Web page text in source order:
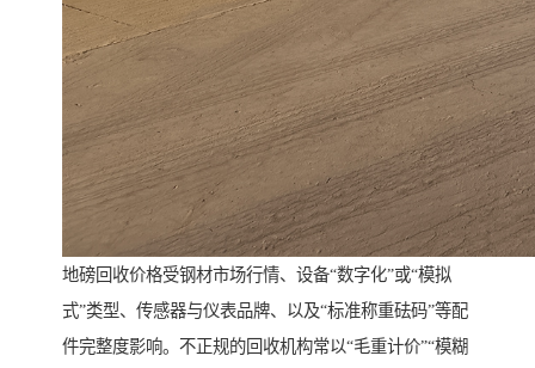
地磅回收价格受钢材市场行情、设备“数字化”或“模拟
式”类型、传感器与仪表品牌、以及“标准称重砝码”等配
件完整度影响。不正规的回收机构常以“毛重计价”“模糊